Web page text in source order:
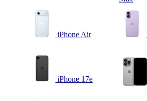
iPhone Air
iPhone 17e